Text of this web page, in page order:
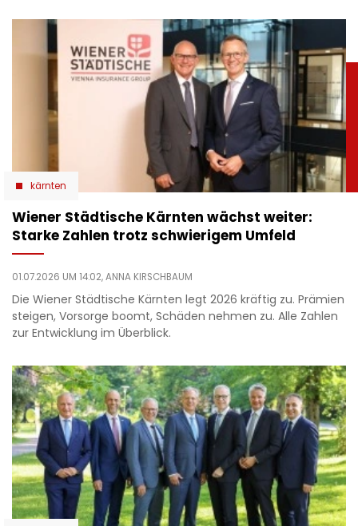
kärnten
Wiener Städtische Kärnten wächst weiter:
Starke Zahlen trotz schwierigem Umfeld
01.07.2026 UM 14:02,ANNA KIRSCHBAUM
Die Wiener Städtische Kärnten legt 2026 kräftig zu. Prämien
steigen, Vorsorge boomt, Schäden nehmen zu. Alle Zahlen
zur Entwicklung im Überblick.